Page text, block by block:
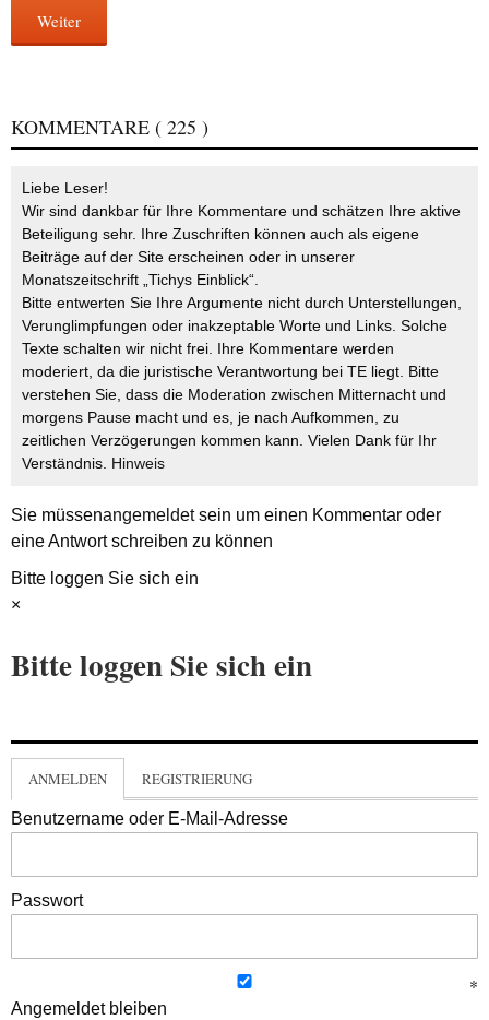
Weiter
KOMMENTARE ( 225 )
Liebe Leser!
Wir sind dankbar für Ihre Kommentare und schätzen Ihre aktive
Beteiligung sehr. Ihre Zuschriften können auch als eigene
Beiträge auf der Site erscheinen oder in unserer
Monatszeitschrift „Tichys Einblick“.
Bitte entwerten Sie Ihre Argumente nicht durch Unterstellungen,
Verunglimpfungen oder inakzeptable Worte und Links. Solche
Texte schalten wir nicht frei. Ihre Kommentare werden
moderiert, da die juristische Verantwortung bei TE liegt. Bitte
verstehen Sie, dass die Moderation zwischen Mitternacht und
morgens Pause macht und es, je nach Aufkommen, zu
zeitlichen Verzögerungen kommen kann. Vielen Dank für Ihr
Verständnis. Hinweis
Sie müssenangemeldetsein um einen Kommentar oder
eine Antwort schreiben zu können
Bitte loggen Sie sich ein
×
Bitte loggen Sie sich ein
ANMELDEN REGISTRIERUNG
Benutzername oder E-Mail-Adresse
Passwort
Angemeldet bleiben